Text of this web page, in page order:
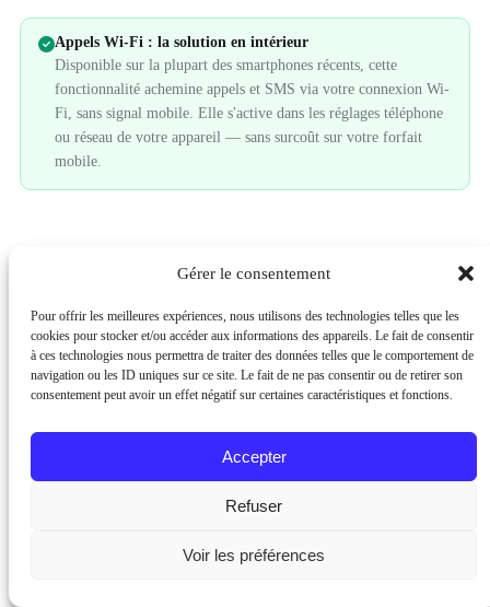
Gérer le consentement
Pour offrir les meilleures expériences, nous utilisons des technologies telles que les
cookies pour stocker et/ou accéder aux informations des appareils. Le fait de consentir
à ces technologies nous permettra de traiter des données telles que le comportement de
navigation ou les ID uniques sur ce site. Le fait de ne pas consentir ou de retirer son
consentement peut avoir un effet négatif sur certaines caractéristiques et fonctions.
Accepter
Refuser
Voir les préférences
Appels Wi-Fi : la solution en intérieur
Disponible sur la plupart des smartphones récents, cette
fonctionnalité achemine appels et SMS via votre connexion Wi-
Fi, sans signal mobile. Elle s'active dans les réglages téléphone
ou réseau de votre appareil — sans surcoût sur votre forfait
mobile.
: ce qu'il faut savoir
Unezone blancheest un territoire où aucun opérateur ne
propose de serviceréseau mobile. Ces zones concernent
de communes rurales ou de
l'état d'avancement de leur couverture.